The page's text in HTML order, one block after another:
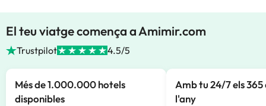
El teu viatge comença a Amimir.com
Trustpilot 4.5/5
Més de 1.000.000 hotels
disponibles
Amb tu 24/7 els 365
l'any